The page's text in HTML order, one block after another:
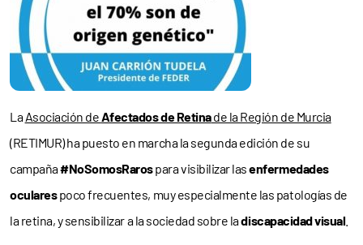
LaAsociación deAfectados de Retinade la Región de Murcia
(RETIMUR) ha puesto en marcha la segunda edición de su
campaña#NoSomosRarospara visibilizar lasenfermedades
ocularespoco frecuentes, muy especialmente las patologías de
la retina, y sensibilizar a la sociedad sobre ladiscapacidad visual.